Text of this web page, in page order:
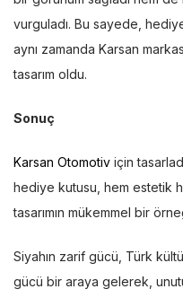
vurguladı. Bu sayede,
aynı zamanda Karsan
tasarım oldu.
Sonuç
Karsan Otomotiv için
hediye kutusu, hem estetik
tasarımın mükemmel bir
Siyahın zarif gücü, Türk
gücü bir araya gelerek,